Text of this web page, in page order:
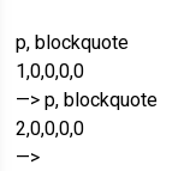
p, blockquote
1,0,0,0,0
—> p, blockquote
2,0,0,0,0
—>